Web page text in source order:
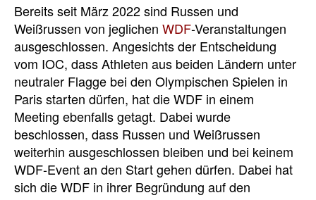
Bereits seit März 2022 sind Russen und
Weißrussen von jeglichen WDF-Veranstaltungen
ausgeschlossen. Angesichts der Entscheidung
vom IOC, dass Athleten aus beiden Ländern unter
neutraler Flagge bei den Olympischen Spielen in
Paris starten dürfen, hat die WDF in einem
Meeting ebenfalls getagt. Dabei wurde
beschlossen, dass Russen und Weißrussen
weiterhin ausgeschlossen bleiben und bei keinem
WDF-Event an den Start gehen dürfen. Dabei hat
sich die WDF in ihrer Begründung auf den